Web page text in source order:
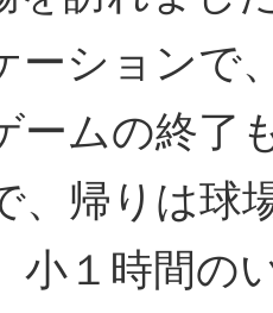
ーションで
ームの終了
、帰りは球
小１時間の